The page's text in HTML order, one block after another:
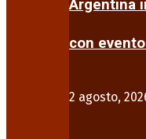
Argentina
con
2 agosto,